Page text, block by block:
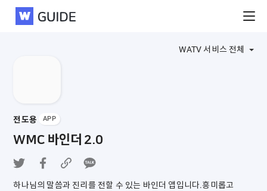
WATV
WATV 서비스 전체
전도용 APP
WMC 바인더 2.0
하나님의 말씀과 진리를 전할 수 있는 바인더 앱입니다.흥미롭고